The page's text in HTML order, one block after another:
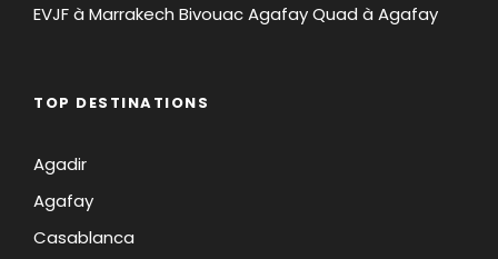
EVJF à Marrakech Bivouac AgafayQuad à Agafay
TOP DESTINATIONS
Agadir
Agafay
Casablanca